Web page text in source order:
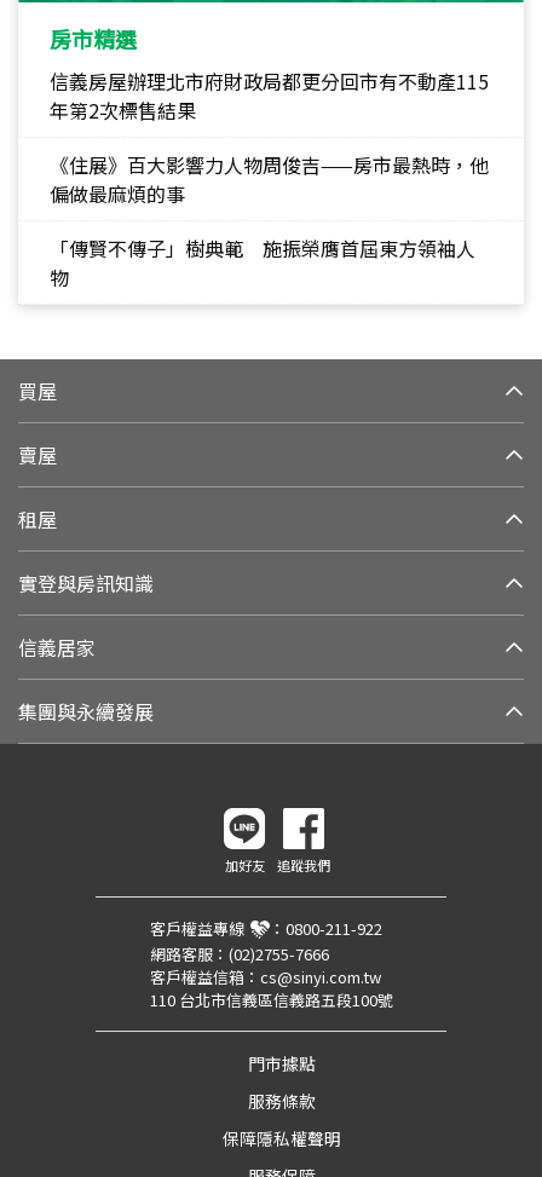
房市精選
信義房屋辦理北市府財政局都更分回市有不動產115
年第2次標售結果
《住展》百大影響力人物周俊吉——房市最熱時，他
偏做最麻煩的事
「傳賢不傳子」樹典範 施振榮膺首屆東方領袖人
物
買屋
賣屋
租屋
實登與房訊知識
信義居家
集團與永續發展
加好友 追蹤我們
客戶權益專線 ： 0800-211-922
網路客服： (02)2755-7666
客戶權益信箱： cs@sinyi.com.tw
110 台北市信義區信義路五段100號
門市據點
服務條款
保障隱私權聲明